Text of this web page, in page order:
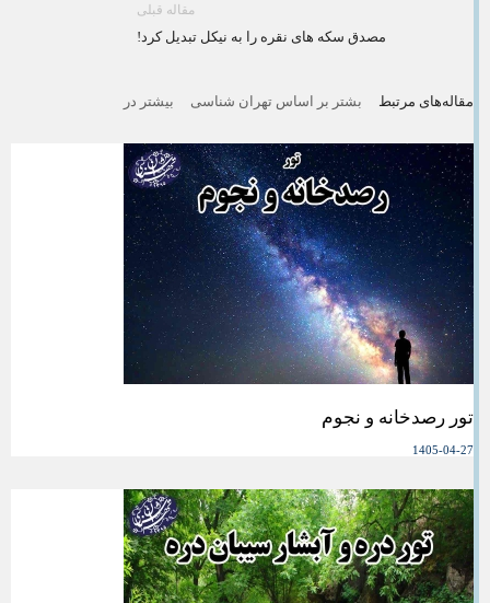
مقاله قبلی
مصدق سکه های نقره را به نیکل تبدیل کرد!
مقاله‌های مرتبط بشتر بر اساس تهران شناسی بیشتر در
تور رصدخانه و نجوم
1405-04-27